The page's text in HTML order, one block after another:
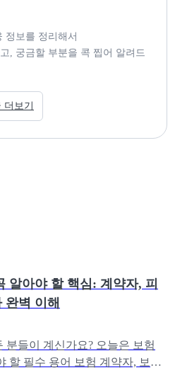
정보를 정리해서
, 궁금할 부분을 콕 찝어 알려드
보기
알아야 할 핵심: 계약자, 피
완벽 이해
분들이 계신가요? 오늘은 보험
할 필수 용어 보험 계약자, 보험